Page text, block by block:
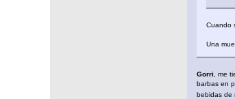
Cuando
Una
Gorri , me
barbas en
bebidas de